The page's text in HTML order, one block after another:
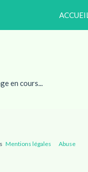
ACCUEIL
en cours...
Mentions légales Abuse